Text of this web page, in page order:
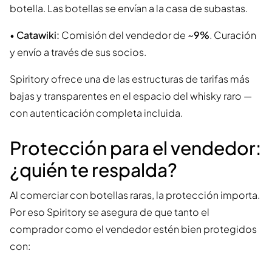
botella. Las botellas se envían a la casa de subastas.
• Catawiki: Comisión del vendedor de ~9%. Curación
y envío a través de sus socios.
Spiritory ofrece una de las estructuras de tarifas más
bajas y transparentes en el espacio del whisky raro —
con autenticación completa incluida.
Protección para el vendedor:
¿quién te respalda?
Al comerciar con botellas raras, la protección importa.
Por eso Spiritory se asegura de que tanto el
comprador como el vendedor estén bien protegidos
con: